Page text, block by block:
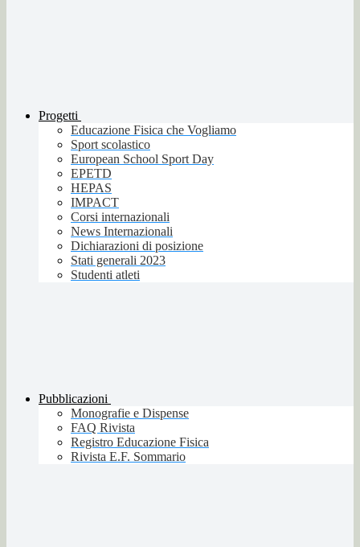
Progetti
Educazione Fisica che Vogliamo
Sport scolastico
European School Sport Day
EPETD
HEPAS
IMPACT
Corsi internazionali
News Internazionali
Dichiarazioni di posizione
Stati generali 2023
Studenti atleti
Pubblicazioni
Monografie e Dispense
FAQ Rivista
Registro Educazione Fisica
Rivista E.F. Sommario